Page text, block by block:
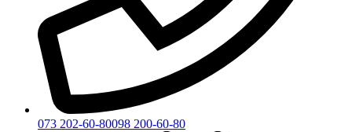
073 202-60-80098 200-60-80